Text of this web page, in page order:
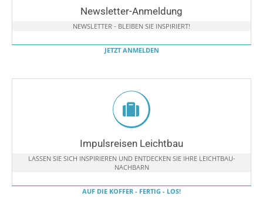
Newsletter-Anmeldung
NEWSLETTER - BLEIBEN SIE INSPIRIERT!
JETZT ANMELDEN
Impulsreisen Leichtbau
LASSEN SIE SICH INSPIRIEREN UND ENTDECKEN SIE IHRE LEICHTBAU-
NACHBARN
AUF DIE KOFFER - FERTIG - LOS!